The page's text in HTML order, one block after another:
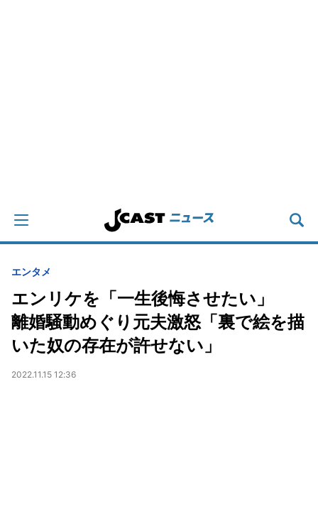
エンタメ
エンリケを「一生後悔させたい」
離婚騒動めぐり元夫激怒「裏で絵を描
いた奴の存在が許せない」
2022.11.15 12:36